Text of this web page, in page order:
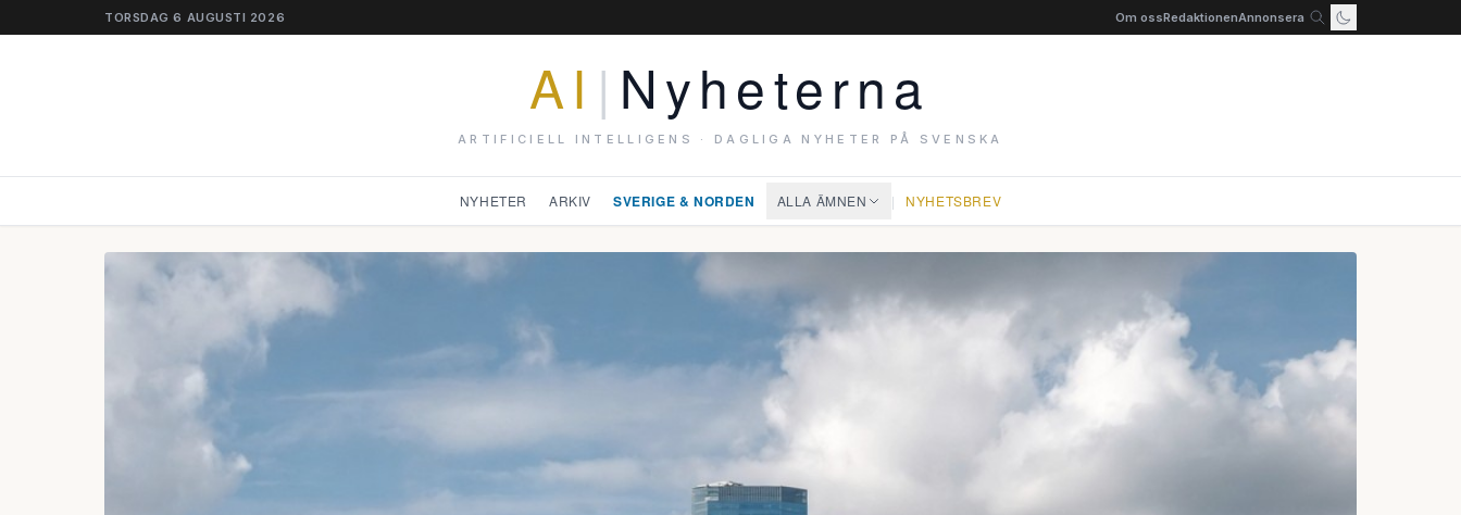
TORSDAG 6 AUGUSTI 2026 Om ossRedaktionenAnnonsera
AI | Nyheterna
ARTIFICIELL INTELLIGENS · DAGLIGA NYHETER PÅ SVENSKA
NYHETER ARKIV SVERIGE & NORDEN ALLA ÄMNEN | NYHETSBREV